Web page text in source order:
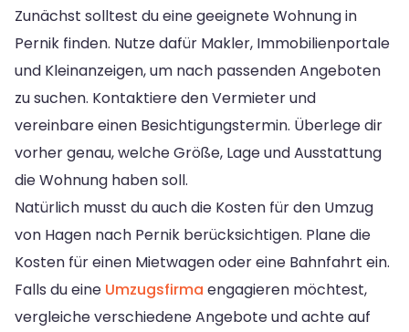
Zunächst solltest du eine geeignete Wohnung in
Pernik finden. Nutze dafür Makler, Immobilienportale
und Kleinanzeigen, um nach passenden Angeboten
zu suchen. Kontaktiere den Vermieter und
vereinbare einen Besichtigungstermin. Überlege dir
vorher genau, welche Größe, Lage und Ausstattung
die Wohnung haben soll.
Natürlich musst du auch die Kosten für den Umzug
von Hagen nach Pernik berücksichtigen. Plane die
Kosten für einen Mietwagen oder eine Bahnfahrt ein.
Falls du eine Umzugsfirma engagieren möchtest,
vergleiche verschiedene Angebote und achte auf